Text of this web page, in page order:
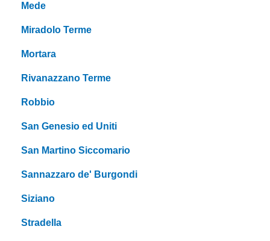
Mede
Miradolo Terme
Mortara
Rivanazzano Terme
Robbio
San Genesio ed Uniti
San Martino Siccomario
Sannazzaro de' Burgondi
Siziano
Stradella